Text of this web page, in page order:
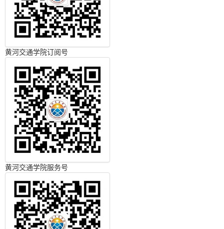
黄河交通学院订阅号
黄河交通学院服务号